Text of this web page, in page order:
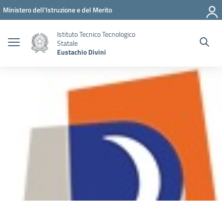
Vai ai contenuti
Vai al menu di navigazione
Vai al footer
Ministero dell'Istruzione e del Merito
Istituto Tecnico Tecnologico
Statale
Eustachio Divini